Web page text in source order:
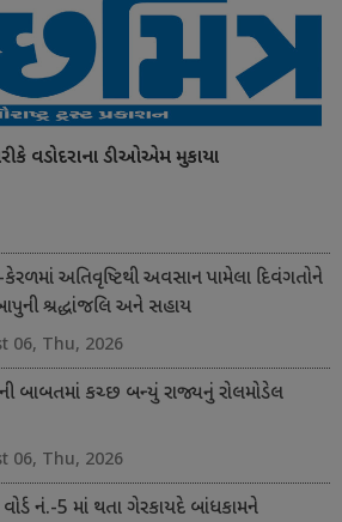
વડોદરાના ડીઓએમ મુકાયા
કેરળમાં અતિવૃષ્ટિથી અવસાન પામેલા દિવંગતોને
શ્રદ્ધાંજલિ અને સહાય
06, Thu, 2026
બાબતમાં કચ્છ બન્યું રાજ્યનું રોલમોડેલ
06, Thu, 2026
નં.-5 માં થતા ગેરકાયદે બાંધકામને